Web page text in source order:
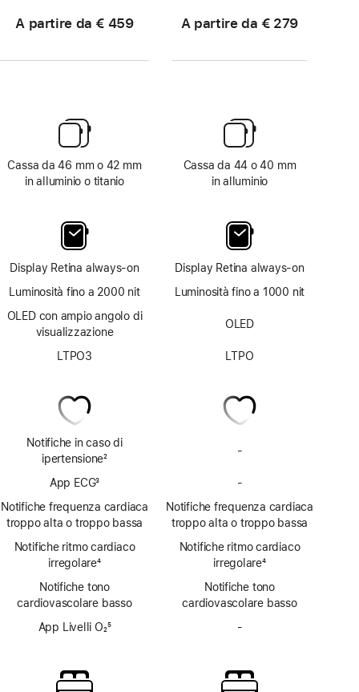
A partire da € 459
Cassa da 46 mm o 42 mm
in alluminio o titanio
Display Retina always‑on
Luminosità fino a 2000 nit
OLED con ampio angolo di
visualizzazione
LTPO3
Notifiche in caso di
ipertensione2
App ECG
Nota
3
Notifiche frequenza cardiaca
troppo alta o troppo bassa
Notifiche ritmo cardiaco
irregolare4
Notifiche tono
cardiovascolare basso
App Livelli O₂5
A partire da € 279
Cassa da 44 o 40 mm
in alluminio
Display Retina always‑on
Luminosità fino a 1000 nit
OLED
LTPO
-
disponibili
-
non
disponibile
Notifiche frequenza cardiaca
troppo alta o troppo bassa
Notifiche ritmo cardiaco
irregolare4
Notifiche tono
cardiovascolare basso
-
disponibile